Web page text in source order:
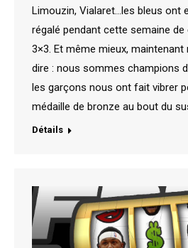
Limouzin, Vialaret…les bleus ont
régalé pendant cette semaine
3×3. Et même mieux,
dire : nous sommes champions
les garçons nous ont fait vibrer
médaille de bronze au bout du
Détails